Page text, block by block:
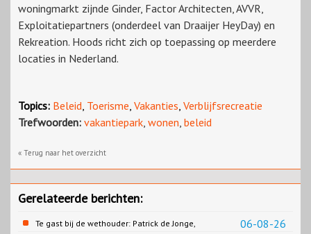
woningmarkt zijnde Ginder, Factor Architecten, AVVR,
Exploitatiepartners (onderdeel van Draaijer HeyDay) en
Rekreation. Hoods richt zich op toepassing op meerdere
locaties in Nederland.
Topics: Beleid, Toerisme, Vakanties, Verblijfsrecreatie
Trefwoorden: vakantiepark, wonen, beleid
« Terug naar het overzicht
Gerelateerde berichten:
06-08-26
Te gast bij de wethouder: Patrick de Jonge,